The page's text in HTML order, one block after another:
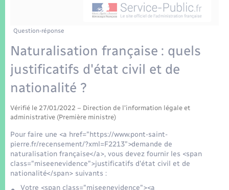
Etat-civil - Papiers - Citoyenneté
Mariage – PACS
Parrainage civil
Recensement
Logement - Urbanisme
Loisirs
Nouvel habitant
Numérique
Organisation d’événement
Travaux - Autorisation d’occupation de l’espace
Compétences
Plan interactif
Présentation de la commune
Patrimoine – Histoire
Publications
La Communauté de communes
Question-réponse
Naturalisation française : quels
justificatifs d'état civil et de
nationalité ?
Vérifié le 27/01/2022 – Direction de l'information légale et
administrative (Première ministre)
Pour faire une <a href="https://www.pont-saint-
pierre.fr/recensement/?xml=F2213">demande de
naturalisation française</a>, vous devez fournir les <span
class="miseenevidence">justificatifs d'état civil et de
nationalité</span> suivants :
Votre <span class="miseenevidence"><a